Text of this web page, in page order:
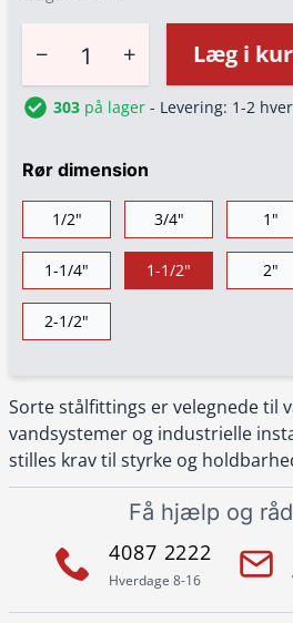
Sorte stålfittings er velegnede til
vandsystemer og industrielle
stilles krav til styrke og
− + Læg i
303 på lager - Levering: 1-2
Rør dimension
1/2" 3/4" 1"
1-1/4" 1-1/2" 2"
2-1/2"
Få hjælp og
4087 2222
Hverdage 8-16